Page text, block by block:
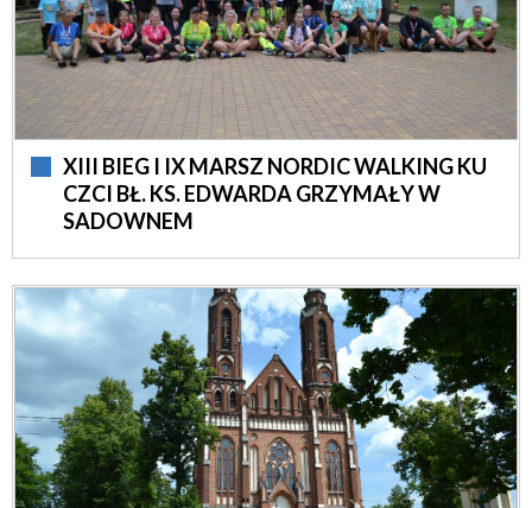
XIII BIEG I IX MARSZ NORDIC WALKING KU
CZCI BŁ. KS. EDWARDA GRZYMAŁY W
SADOWNEM